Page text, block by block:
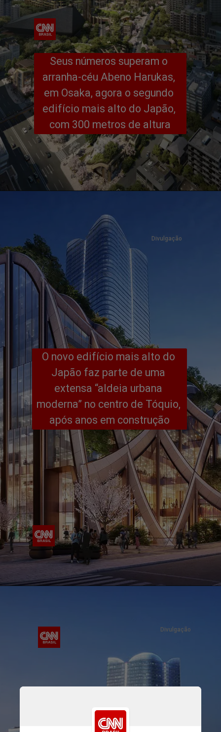
Seus números superam o
arranha-céu Abeno Harukas,
em Osaka, agora o segundo
edifício mais alto do Japão,
com 300 metros de altura
O novo edifício mais alto do
Japão faz parte de uma
extensa “aldeia urbana
moderna” no centro de Tóquio,
após anos em construção
Divulgação
Divulgação